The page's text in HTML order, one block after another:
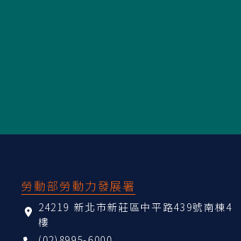
勞動部勞動力發展署
24219 新北市新莊區中平路439號南棟4
樓